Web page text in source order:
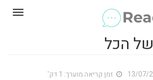
הכל
זמן קריאה מוערך: 1 דק'